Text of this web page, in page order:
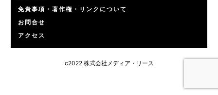
免責事項・著作権・リンクについて
お問合せ
アクセス
c2022 株式会社メディア・リース